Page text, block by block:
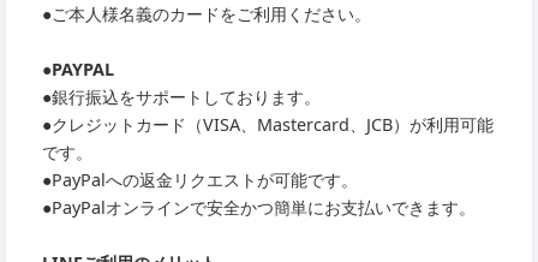
●ご本人様名義のカードをご利用ください。
●PAYPAL
●銀行振込をサポートしております。
●クレジットカード（VISA、Mastercard、JCB）が利用可能
です。
●PayPalへの返金リクエストが可能です。
●PayPalオンラインで安全かつ簡単にお支払いできます。